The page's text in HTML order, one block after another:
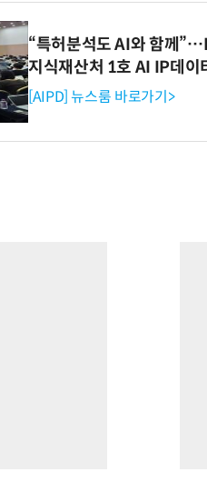
“특허분석도 AI와 함께
지식재산처 1호 AI IP데이
[AIPD] 뉴스룸 바로가기>